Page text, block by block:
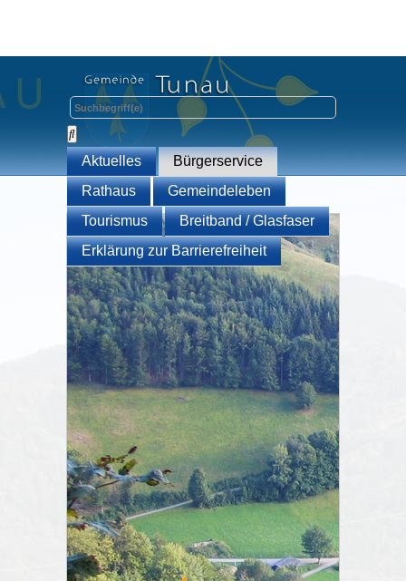
Aktuelles
Bürgerservice
Rathaus
Gemeindeleben
Tourismus
Breitband / Glasfaser
Erklärung zur Barrierefreiheit